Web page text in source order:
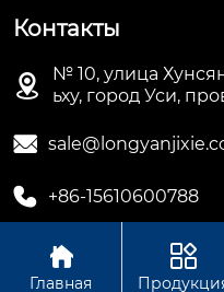
Контакты

№ 10, улица
ьху, город Уси,

 +86-15610600788

Главная
